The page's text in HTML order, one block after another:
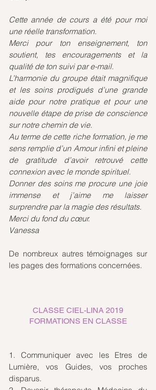
Cette année de cours a été pour moi
une réelle transformation.
Merci pour ton enseignement, ton
soutient, tes encouragements et la
qualité de ton suivi par e-mail.
L’harmonie du groupe était magnifique
et les soins prodigués d’une grande
aide pour notre pratique et pour une
nouvelle étape de prise de conscience
sur notre chemin de vie.
Au terme de cette riche formation, je me
sens remplie d’un Amour infini et pleine
de gratitude d’avoir retrouvé cette
connexion avec le monde spirituel.
Donner des soins me procure une joie
immense et j’aime me laisser
surprendre par la magie des résultats.
Merci du fond du cœur.
Vanessa
De nombreux autres témoignages sur
les pages des formations concernées.
CLASSE CIEL-LINA 2019
FORMATIONS EN CLASSE
1. Communiquer avec les Etres de
Lumière, vos Guides, vos proches
disparus.